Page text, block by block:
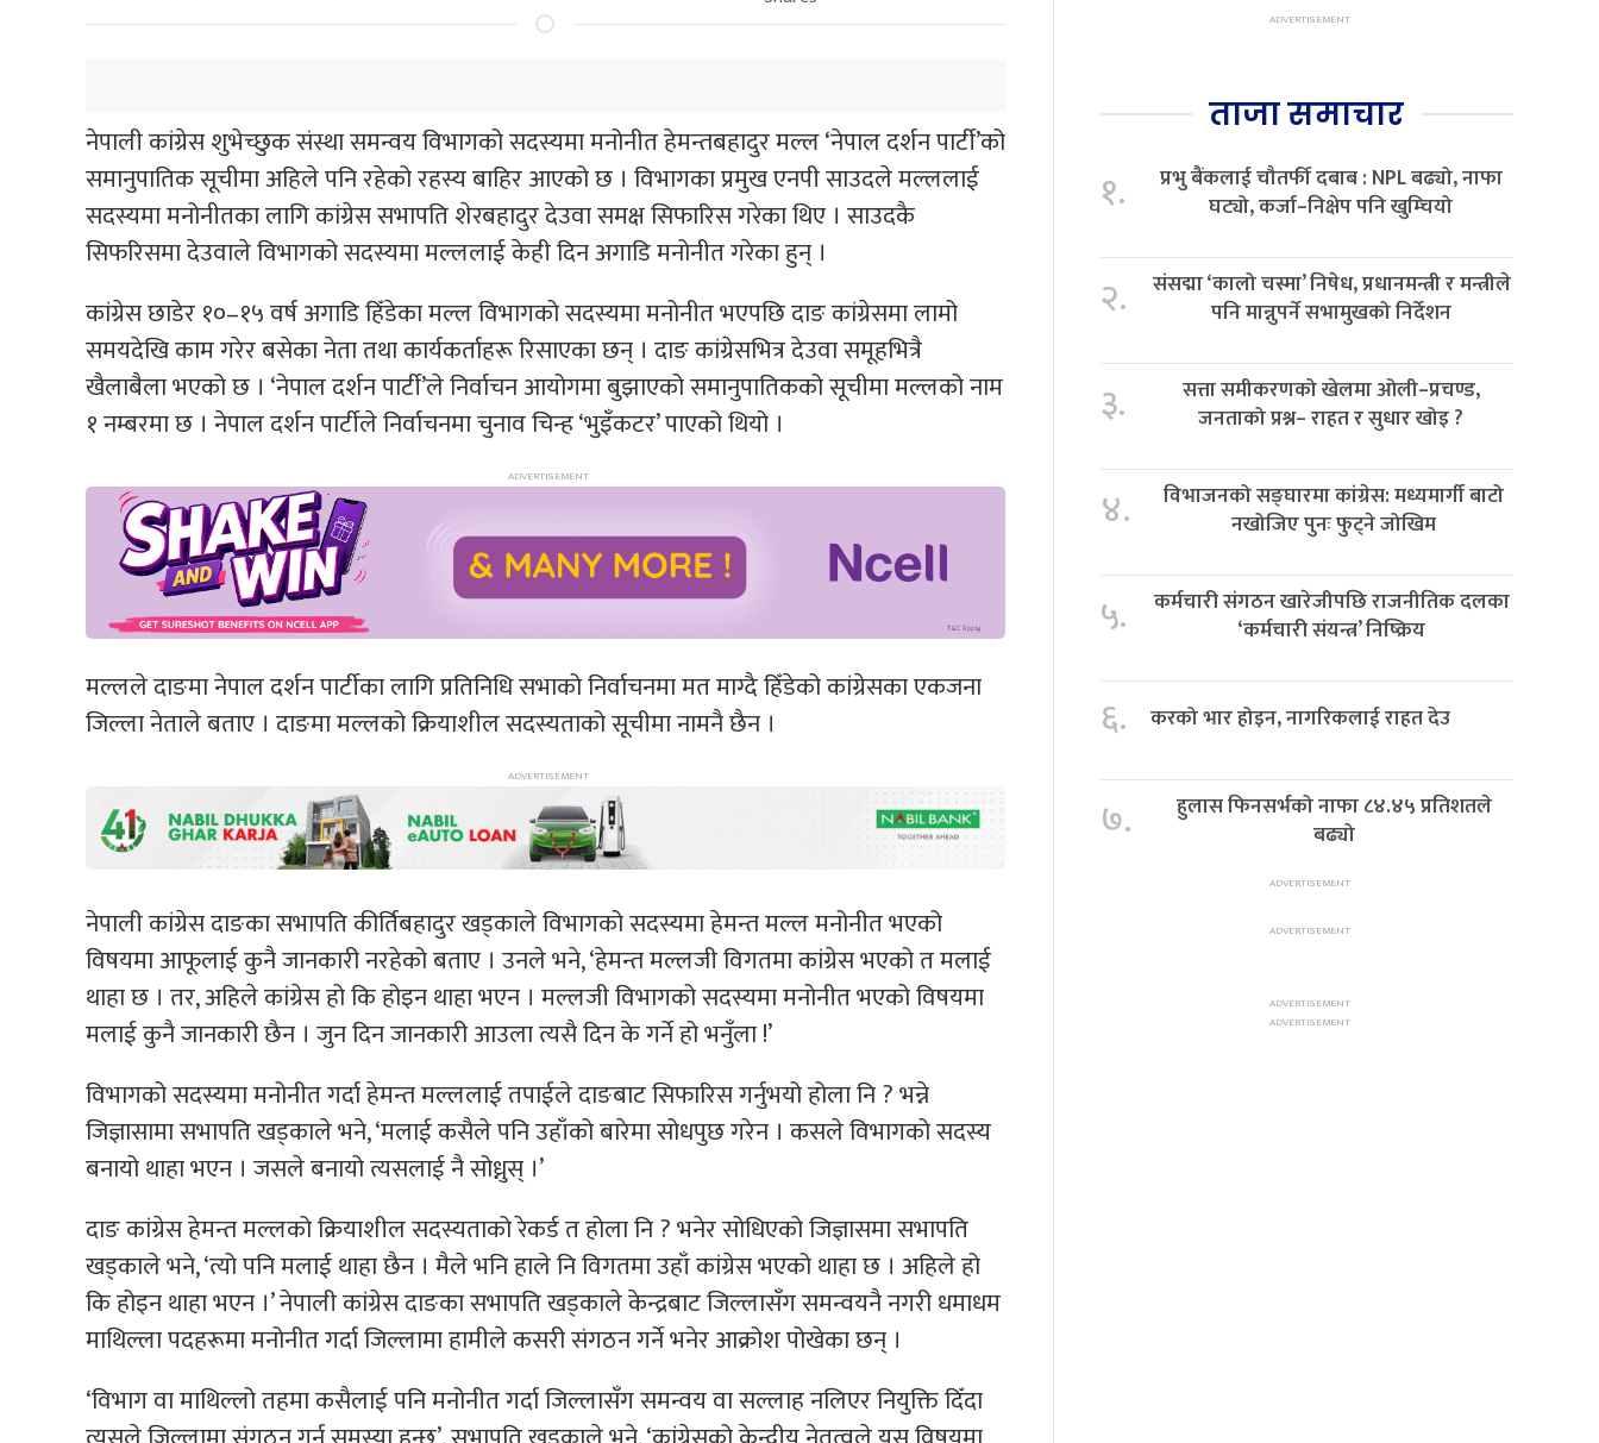
नेपाली कांग्रेस शुभेच्छुक संस्था समन्वय विभागको सदस्यमा मनोनीत हेमन्तबहादुर मल्ल ‘नेपाल दर्शन पार्टी’को
समानुपातिक सूचीमा अहिले पनि रहेको रहस्य बाहिर आएको छ । विभागका प्रमुख एनपी साउदले मल्ललाई
सदस्यमा मनोनीतका लागि कांग्रेस सभापति शेरबहादुर देउवा समक्ष सिफारिस गरेका थिए । साउदकै
सिफरिसमा देउवाले विभागको सदस्यमा मल्ललाई केही दिन अगाडि मनोनीत गरेका हुन् ।
कांग्रेस छाडेर १०–१५ वर्ष अगाडि हिँडेका मल्ल विभागको सदस्यमा मनोनीत भएपछि दाङ कांग्रेसमा लामो
समयदेखि काम गरेर बसेका नेता तथा कार्यकर्ताहरू रिसाएका छन् । दाङ कांग्रेसभित्र देउवा समूहभित्रै
खैलाबैला भएको छ । ‘नेपाल दर्शन पार्टी’ले निर्वाचन आयोगमा बुझाएको समानुपातिकको सूचीमा मल्लको नाम
१ नम्बरमा छ । नेपाल दर्शन पार्टीले निर्वाचनमा चुनाव चिन्ह ‘भुइँकटर’ पाएको थियो ।
मल्लले दाङमा नेपाल दर्शन पार्टीका लागि प्रतिनिधि सभाको निर्वाचनमा मत माग्दै हिँडेको कांग्रेसका एकजना
जिल्ला नेताले बताए । दाङमा मल्लको क्रियाशील सदस्यताको सूचीमा नामनै छैन ।
नेपाली कांग्रेस दाङका सभापति कीर्तिबहादुर खड्काले विभागको सदस्यमा हेमन्त मल्ल मनोनीत भएको
विषयमा आफूलाई कुनै जानकारी नरहेको बताए । उनले भने, ‘हेमन्त मल्लजी विगतमा कांग्रेस भएको त मलाई
थाहा छ । तर, अहिले कांग्रेस हो कि होइन थाहा भएन । मल्लजी विभागको सदस्यमा मनोनीत भएको विषयमा
मलाई कुनै जानकारी छैन । जुन दिन जानकारी आउला त्यसै दिन के गर्ने हो भनुँला !’
विभागको सदस्यमा मनोनीत गर्दा हेमन्त मल्ललाई तपाईले दाङबाट सिफारिस गर्नुभयो होला नि ? भन्ने
जिज्ञासामा सभापति खड्काले भने, ‘मलाई कसैले पनि उहाँको बारेमा सोधपुछ गरेन । कसले विभागको सदस्य
बनायो थाहा भएन । जसले बनायो त्यसलाई नै सोध्नुस् ।’
दाङ कांग्रेस हेमन्त मल्लको क्रियाशील सदस्यताको रेकर्ड त होला नि ? भनेर सोधिएको जिज्ञासमा सभापति
खड्काले भने, ‘त्यो पनि मलाई थाहा छैन । मैले भनि हाले नि विगतमा उहाँ कांग्रेस भएको थाहा छ । अहिले हो
कि होइन थाहा भएन ।’ नेपाली कांग्रेस दाङका सभापति खड्काले केन्द्रबाट जिल्लासँग समन्वयनै नगरी धमाधम
माथिल्ला पदहरूमा मनोनीत गर्दा जिल्लामा हामीले कसरी संगठन गर्ने भनेर आक्रोश पोखेका छन् ।
‘विभाग वा माथिल्लो तहमा कसैलाई पनि मनोनीत गर्दा जिल्लासँग समन्वय वा सल्लाह नलिएर नियुक्ति दिँदा
ताजा समाचार
१.
प्रभु बैंकलाई चौतर्फी दबाब : NPL बढ्यो, नाफा
घट्यो, कर्जा–निक्षेप पनि खुम्चियो
२.
संसद्मा ‘कालो चस्मा’ निषेध, प्रधानमन्त्री र मन्त्रीले
पनि मान्नुपर्ने सभामुखको निर्देशन
३.
सत्ता समीकरणको खेलमा ओली–प्रचण्ड,
जनताको प्रश्न– राहत र सुधार खोइ ?
४.
विभाजनको सङ्घारमा कांग्रेस: मध्यमार्गी बाटो
नखोजिए पुनः फुट्ने जोखिम
५.
कर्मचारी संगठन खारेजीपछि राजनीतिक दलका
‘कर्मचारी संयन्त्र’ निष्क्रिय
६. करको भार होइन, नागरिकलाई राहत देउ
७.
हुलास फिनसर्भको नाफा ८४.४५ प्रतिशतले
बढ्यो